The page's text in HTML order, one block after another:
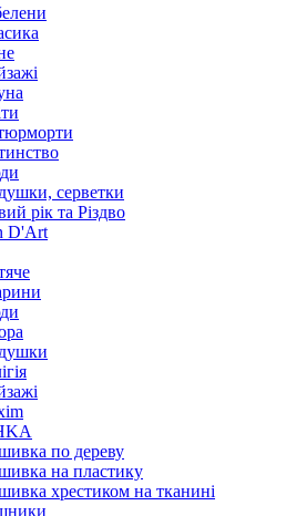
серветки
рік та Різдво
D'Art
по дереву
на пластику
хрестиком на тканині